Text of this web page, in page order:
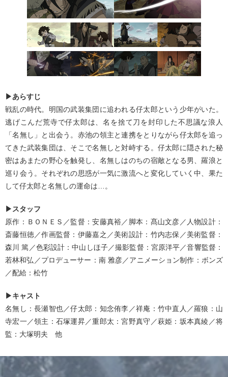
▶あらすじ
戦乱の時代。明国の武装集団に追われる仔太郎という少年がいた。
逃げこんだ荒寺で仔太郎は、名を捨て刀を封印した不思議な浪人
「名無し」と出会う。赤池の領主と連携をとりながら仔太郎を追っ
てきた武装集団は、そこで名無しと対峙する。仔太郎に隠された秘
密はあまたの野心を触発し、名無しはのちの宿敵となる男、羅浪と
巡り会う。それぞれの思惑が一気に激流へと変化していく中、果た
して仔太郎と名無しの運命は…。
▶スタッフ
原作：ＢＯＮＥＳ／監督：安藤真裕／脚本：髙山文彦／人物設計：
斎藤恒徳／作画監督：伊藤嘉之／美術設計：竹内志保／美術監督：
森川 篤／色彩設計：中山しほ子／撮影監督：宮原洋平／音響監督：
若林和弘／プロデューサー：南 雅彦／アニメーション制作：ボンズ
／配給：松竹
▶キャスト
名無し：長瀬智也／仔太郎：知念侑李／祥庵：竹中直人／羅狼：山
寺宏一／領主：石塚運昇／重郎太：宮野真守／萩姫：坂本真綾／将
監：大塚明夫 他